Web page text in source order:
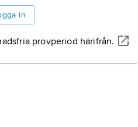
in
provperiod härifrån.